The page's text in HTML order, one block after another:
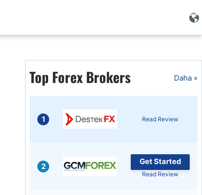
Top Forex Brokers Daha »
1 Read Review
2
Get Started
Read Review